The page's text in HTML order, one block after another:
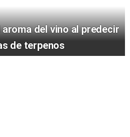
del vino al predecir
de terpenos